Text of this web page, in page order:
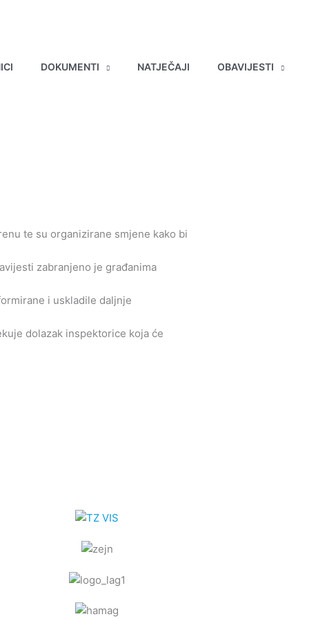
DOKUMENTI NATJEČAJI OBAVIJESTI
te su organizirane smjene kako bi
zabranjeno je građanima
i uskladile daljnje
dolazak inspektorice koja će